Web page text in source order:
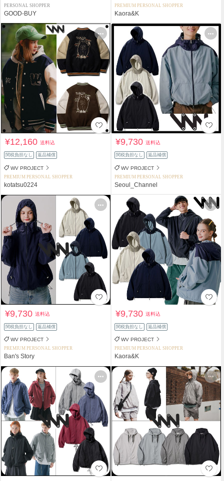
PERSONAL SHOPPER
GOOD-BUY
PREMIUM PERSONAL SHOPPER
Kaora&K
¥12,160送料込
関税負担なし 返品補償
WV PROJECT
PREMIUM PERSONAL SHOPPER
kotatsu0224
¥9,730送料込
関税負担なし 返品補償
WV PROJECT
PREMIUM PERSONAL SHOPPER
Seoul_Channel
¥9,730送料込
関税負担なし 返品補償
WV PROJECT
PREMIUM PERSONAL SHOPPER
Ban's Story
¥9,730送料込
関税負担なし 返品補償
WV PROJECT
PREMIUM PERSONAL SHOPPER
Kaora&K